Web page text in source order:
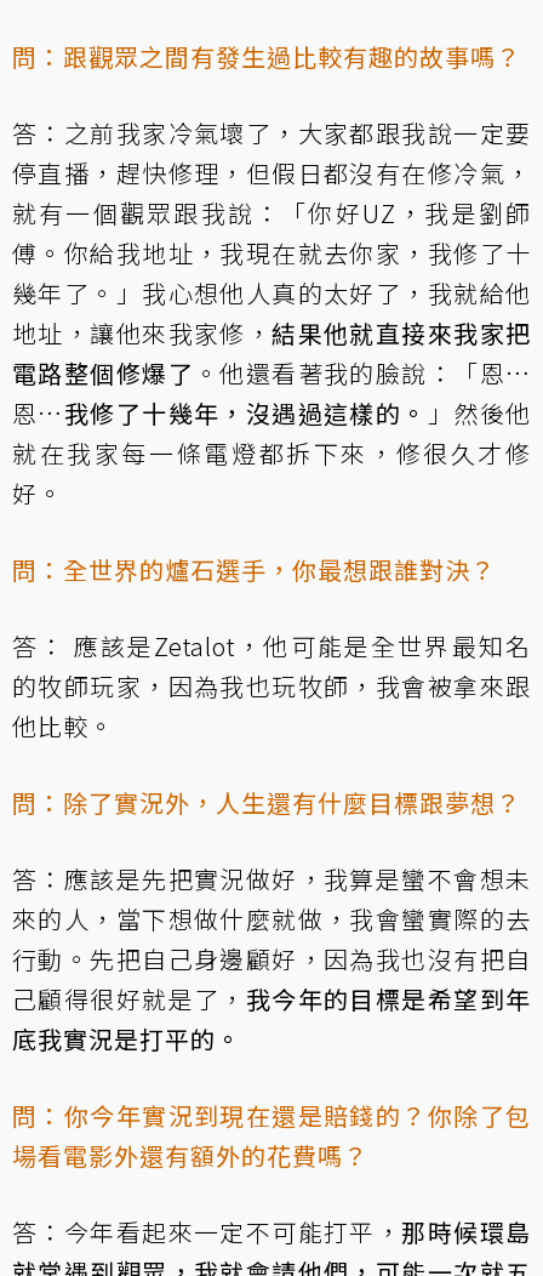
問：跟觀眾之間有發生過比較有趣的故事嗎？
答：之前我家冷氣壞了，大家都跟我說一定要
停直播，趕快修理，但假日都沒有在修冷氣，
就有一個觀眾跟我說：「你好UZ，我是劉師
傅。你給我地址，我現在就去你家，我修了十
幾年了。」我心想他人真的太好了，我就給他
地址，讓他來我家修，結果他就直接來我家把
電路整個修爆了 。他還看著我的臉說：「恩…
恩…我修了十幾年，沒遇過這樣的。 」然後他
就在我家每一條電燈都拆下來，修很久才修
好。
問：全世界的爐石選手，你最想跟誰對決？
答： 應該是Zetalot，他可能是全世界最知名
的牧師玩家，因為我也玩牧師，我會被拿來跟
他比較。
問：除了實況外，人生還有什麼目標跟夢想？
答：應該是先把實況做好，我算是蠻不會想未
來的人，當下想做什麼就做，我會蠻實際的去
行動。先把自己身邊顧好，因為我也沒有把自
己顧得很好就是了， 我今年的目標是希望到年
底我實況是打平的。
問：你今年實況到現在還是賠錢的？你除了包
場看電影外還有額外的花費嗎？
答：今年看起來一定不可能打平， 那時候環島